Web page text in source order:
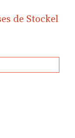
de Stockel